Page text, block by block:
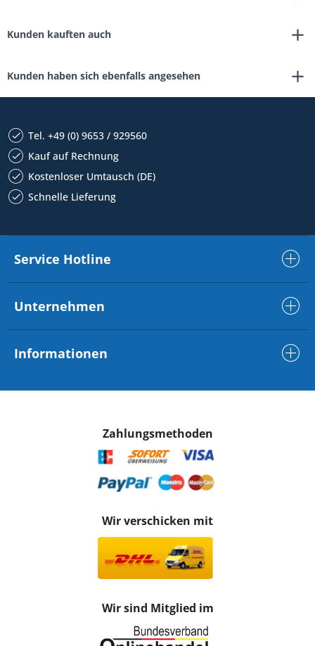
Kunden kauften auch
Kunden haben sich ebenfalls angesehen
Tel. +49 (0) 9653 / 929560
Kauf auf Rechnung
Kostenloser Umtausch (DE)
Schnelle Lieferung
Service Hotline
Unternehmen
Informationen
Zahlungsmethoden
Wir verschicken mit
Wir sind Mitglied im